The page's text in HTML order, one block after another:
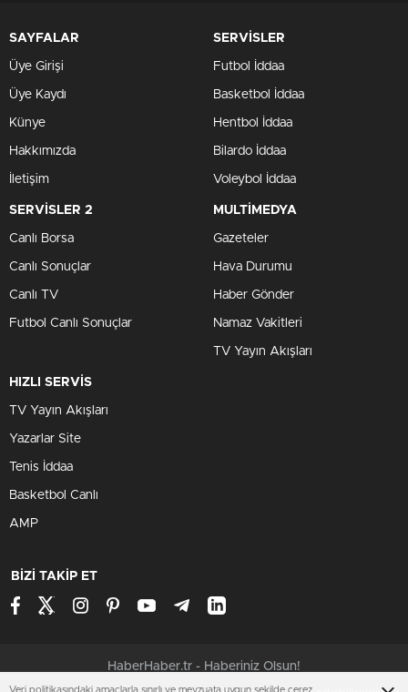
Bursa Büyükşehir Belediyesi’nde başkan vekili seçimi
öncesi gergin anlar yaşandı. CHP’li destekçilerin,
tutuklananbelediye başkanı
Mustafa Bozbey’in yerine
geçecek yeni başkan vekilinin belirlenmesi için binaya
girmeye çalışması, polisle arbede çıkmasına neden oldu.
Olay, sadece yerel siyaseti değil, Bursa’nın siyasi
tutuklanmasının ardından gelen belirsizliğin ne denli
derinleştiğini ve siyasi tansiyonun yükseldiğini gözler
Gözler Başkan Vekili Seçiminde
Veri politikasındaki amaçlarla sınırlı ve mevzuata uygun şekilde çerez